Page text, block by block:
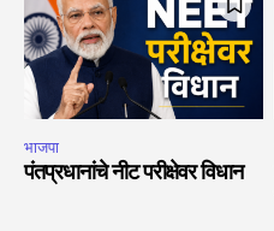
भाजपा
पंतप्रधानांचे नीट परीक्षेवर विधान